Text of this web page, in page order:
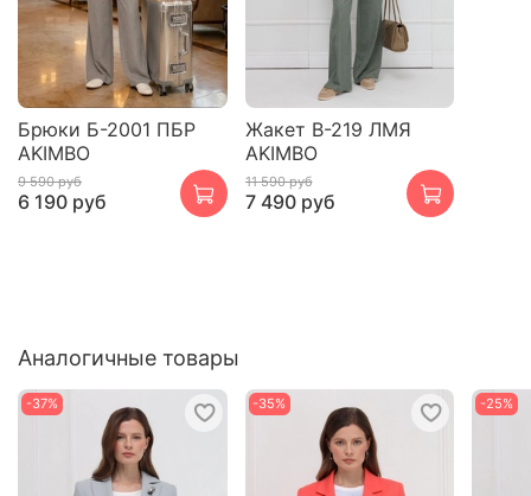
Брюки Б-2001 ПБР
AKIMBO
9 590 руб
6 190 руб
Жакет В-219 ЛМЯ
AKIMBO
11 590 руб
7 490 руб
Аналогичные товары
-37% -35% -25%